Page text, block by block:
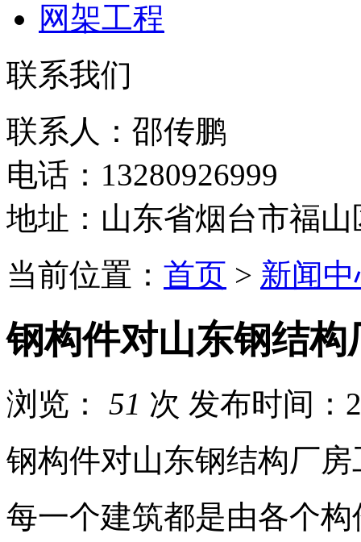
网架工程
联系我们
联系人：邵传鹏
电话：13280926999
地址：山东省烟台市福
当前位置： 首页 > 新闻
钢构件对山东钢结
浏览： 51 次 发布时间：
钢构件对山东钢结构厂
每一个建筑都是由各个